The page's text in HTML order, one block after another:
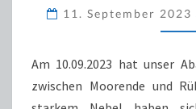
11. September 2023
Am 10.09.2023 hat unser
zwischen Moorende und